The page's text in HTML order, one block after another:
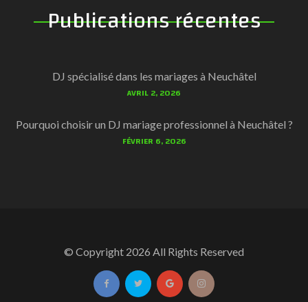
Publications récentes
DJ spécialisé dans les mariages à Neuchâtel
AVRIL 2, 2026
Pourquoi choisir un DJ mariage professionnel à Neuchâtel ?
FÉVRIER 6, 2026
© Copyright 2026 All Rights Reserved